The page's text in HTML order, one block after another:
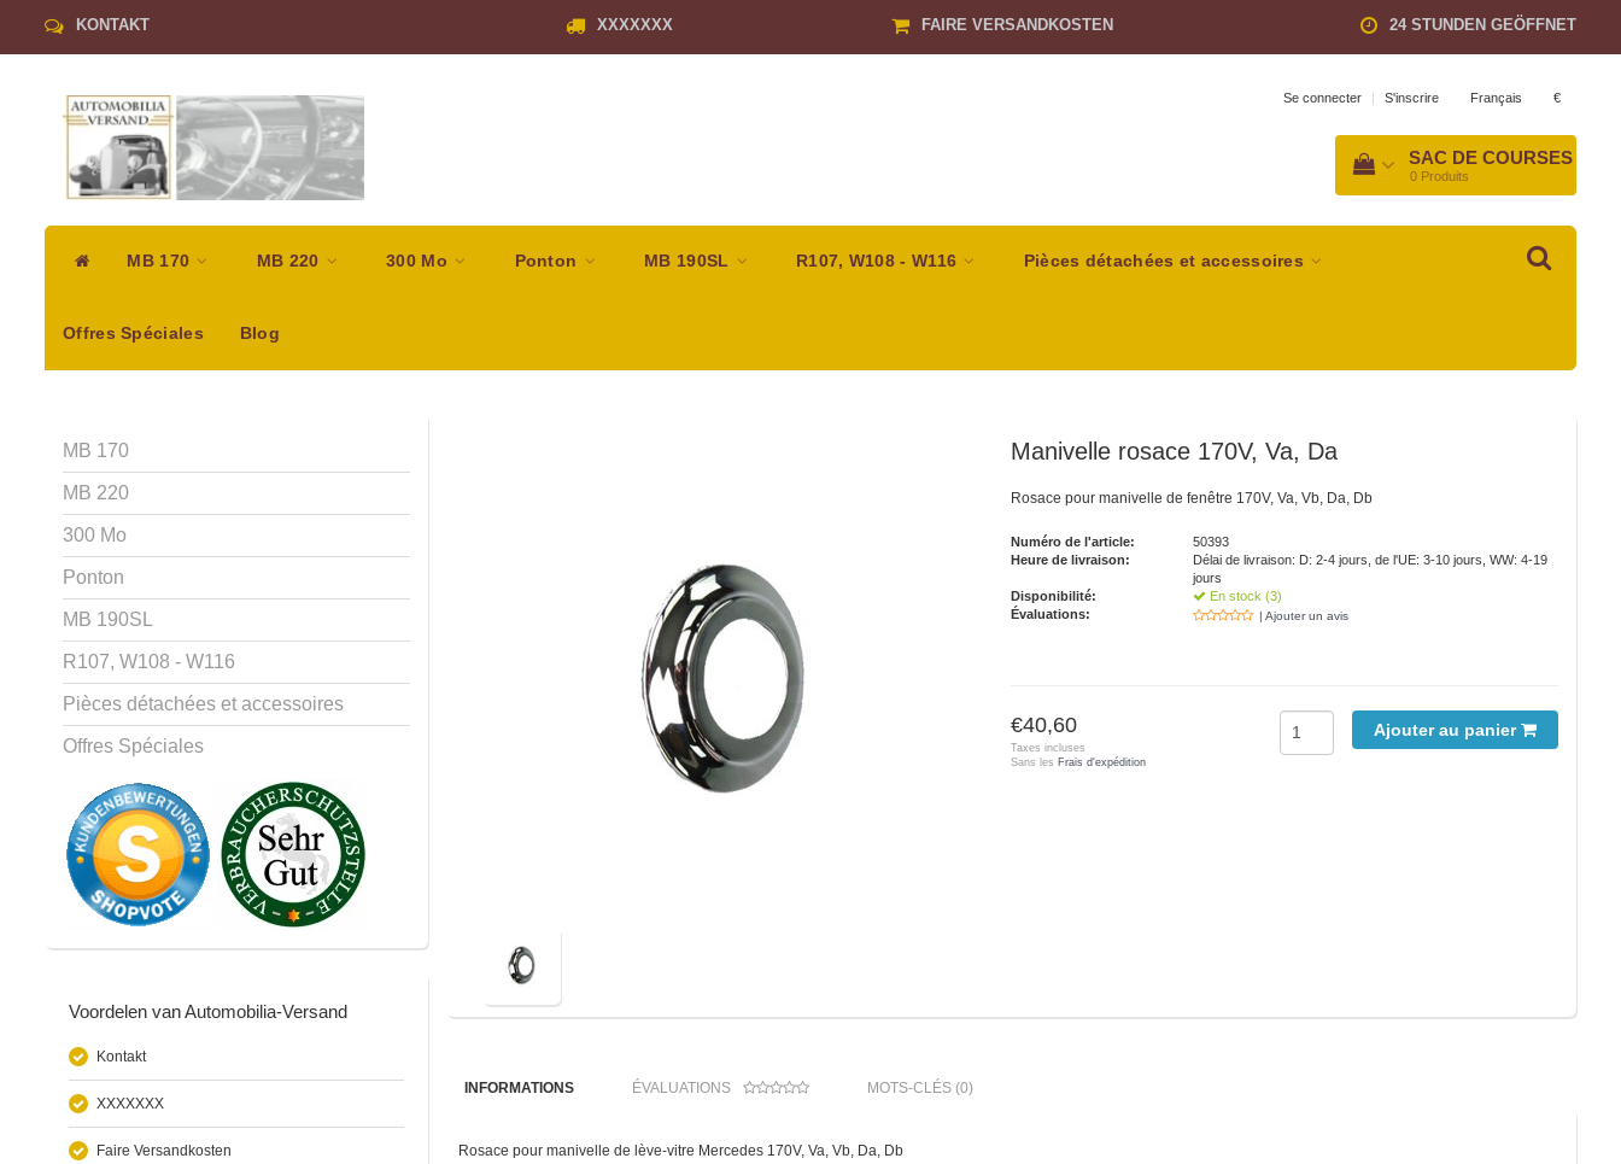
KONTAKT XXXXXXX FAIRE VERSANDKOSTEN 24 STUNDEN GEÖFFNET
Se connecter | S'inscrire Français €
SAC DE COURSES
0 Produits
MB 170 MB 220 300 Mo Ponton MB 190SL R107, W108 - W116 Pièces détachées et accessoires
Offres Spéciales Blog
MB 170
MB 220
300 Mo
Ponton
MB 190SL
R107, W108 - W116
Pièces détachées et accessoires
Offres Spéciales
Voordelen van Automobilia-Versand
Kontakt
XXXXXXX
Faire Versandkosten
Manivelle rosace 170V, Va, Da
Rosace pour manivelle de fenêtre 170V, Va, Vb, Da, Db
Numéro de l'article:
50393
Heure de livraison:
Délai de livraison: D: 2-4 jours, de l'UE: 3-10 jours, WW: 4-19
jours
Disponibilité:
En stock (3)
Évaluations:
| Ajouter un avis
€40,60
Taxes incluses
Sans les Frais d'expédition
Ajouter au panier
INFORMATIONS ÉVALUATIONS MOTS-CLÉS (0)
Rosace pour manivelle de lève-vitre Mercedes 170V, Va, Vb, Da, Db